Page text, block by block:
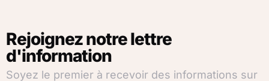
Rejoignez notre lettre
d'information
Soyez le premier à recevoir des informations sur